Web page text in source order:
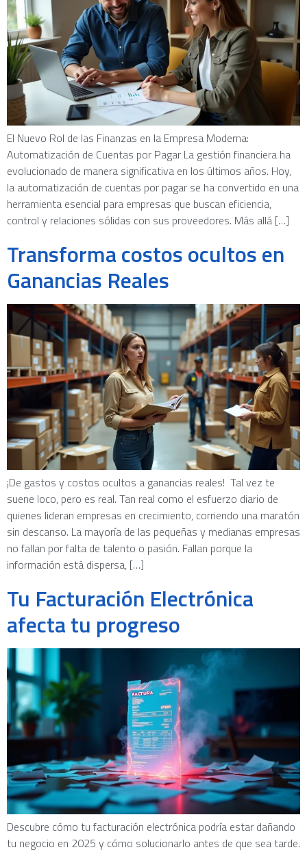
El Nuevo Rol de las Finanzas en la Empresa Moderna:
Automatización de Cuentas por Pagar La gestión financiera ha
evolucionado de manera significativa en los últimos años. Hoy,
la automatización de cuentas por pagar se ha convertido en una
herramienta esencial para empresas que buscan eficiencia,
control y relaciones sólidas con sus proveedores. Más allá […]
Transforma costos ocultos en
Ganancias Reales
¡De gastos y costos ocultos a ganancias reales! Tal vez te
suene loco, pero es real. Tan real como el esfuerzo diario de
quienes lideran empresas en crecimiento, corriendo una maratón
sin descanso. La mayoría de las pequeñas y medianas empresas
no fallan por falta de talento o pasión. Fallan porque la
información está dispersa, […]
Tu Facturación Electrónica
afecta tu progreso
Descubre cómo tu facturación electrónica podría estar dañando
tu negocio en 2025 y cómo solucionarlo antes de que sea tarde.